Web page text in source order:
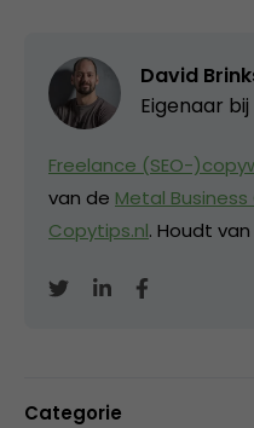
David
Eigenaar bij
Freelance (SEO-
van de Metal Business
Copytips.nl. Houdt
Categorie